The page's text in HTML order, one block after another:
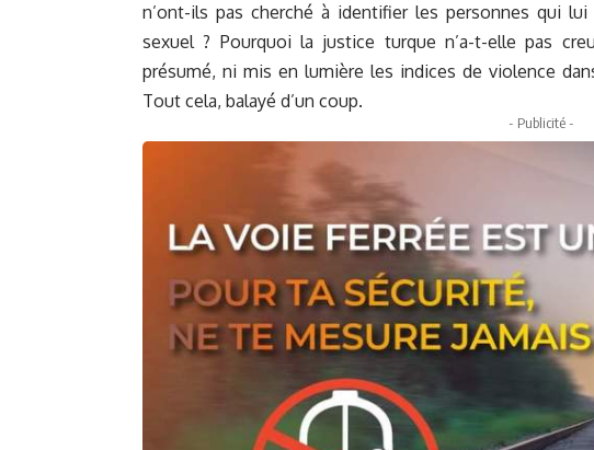
n’ont-ils pas cherché à identifier les personnes qui
sexuel ? Pourquoi la justice turque n’a-t-elle pas
présumé, ni mis en lumière les indices de violence
Tout cela, balayé d’un coup.
- Publicité -